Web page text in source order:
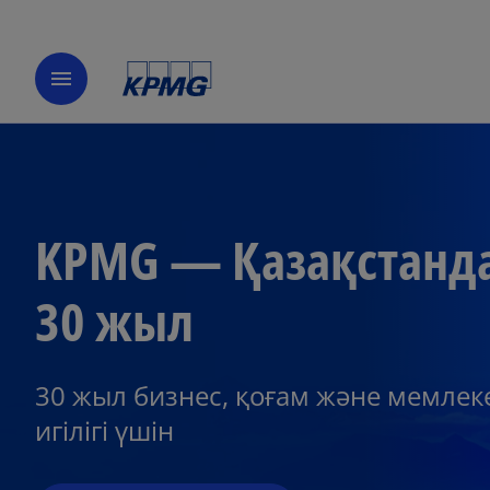
menu
KPMG —
30 жыл
30 жыл бизнес, қоғам және
игілігі үшін